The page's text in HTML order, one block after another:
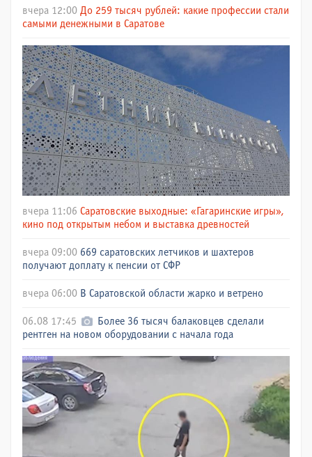
вчера 12:00 До 259 тысяч рублей: какие профессии стали
самыми денежными в Саратове
вчера 11:06 Саратовские выходные: «Гагаринские игры»,
кино под открытым небом и выставка древностей
вчера 09:00 669 саратовских летчиков и шахтеров
получают доплату к пенсии от СФР
вчера 06:00 В Саратовской области жарко и ветрено
06.08 17:45
Более 36 тысяч балаковцев сделали
рентген на новом оборудовании с начала года